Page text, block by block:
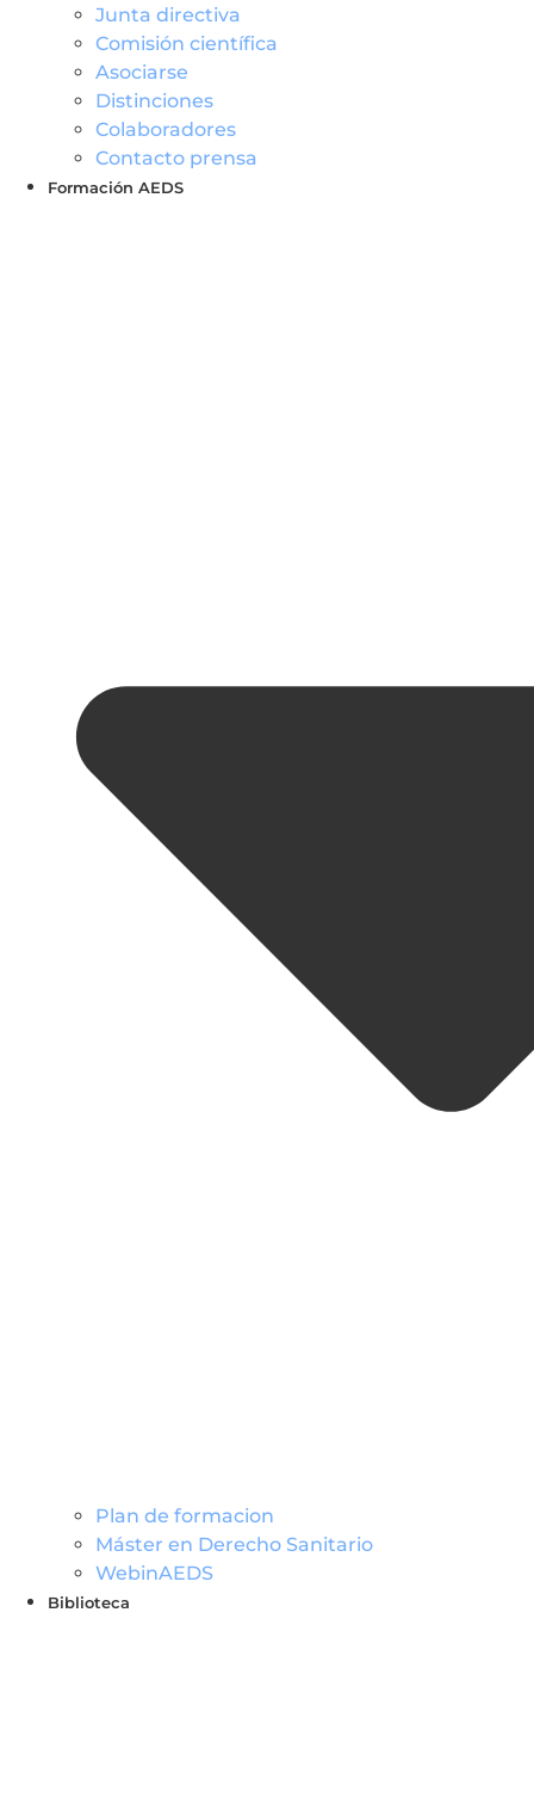
Junta directiva
Comisión científica
Asociarse
Distinciones
Colaboradores
Contacto prensa
Formación AEDS
Plan de formacion
Máster en Derecho Sanitario
WebinAEDS
Biblioteca